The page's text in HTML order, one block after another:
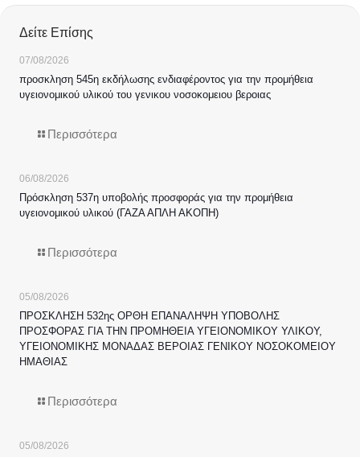
Δείτε Επίσης
07/08/2026
προσκληση 545η εκδήλωσης ενδιαφέροντος για την προμήθεια
υγειονομικού υλικού του γενικου νοσοκομειου βεροιας
Περισσότερα
06/08/2026
Πρόσκληση 537η υποβολής προσφοράς για την προμήθεια
υγειονομικού υλικού (ΓΑΖΑ ΑΠΛΗ ΑΚΟΠΗ)
Περισσότερα
05/08/2026
ΠΡΟΣΚΛΗΣΗ 532ης ΟΡΘΗ ΕΠΑΝΑΛΗΨΗ ΥΠΟΒΟΛΗΣ
ΠΡΟΣΦΟΡΑΣ ΓΙΑ ΤΗΝ ΠΡΟΜΗΘΕΙΑ ΥΓΕΙΟΝΟΜΙΚΟΥ ΥΛΙΚΟΥ,
ΥΓΕΙΟΝΟΜΙΚΗΣ ΜΟΝΑΔΑΣ ΒΕΡΟΙΑΣ ΓΕΝΙΚΟΥ ΝΟΣΟΚΟΜΕΙΟΥ
ΗΜΑΘΙΑΣ
Περισσότερα
05/08/2026